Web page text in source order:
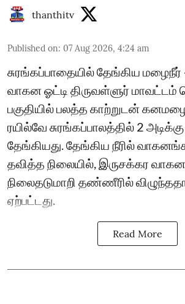
thanthitv
Published on: 07 Aug 2026, 4:24 am
சுரங்கப்பாதையில் தேங்கிய மழைநீர்
வாகன ஓட்டி திருவள்ளுர்
பகுதியில் பலத்த காற்றுடன்
ரயில்வே சுரங்கப்பாலத்தில் 2
தேங்கியது. தேங்கிய நீரில்
தவித்த நிலையில், இருசக்கர வாகன
நிலைதடுமாறி தண்ணீரில்
ஏற்பட்டது.
Read More